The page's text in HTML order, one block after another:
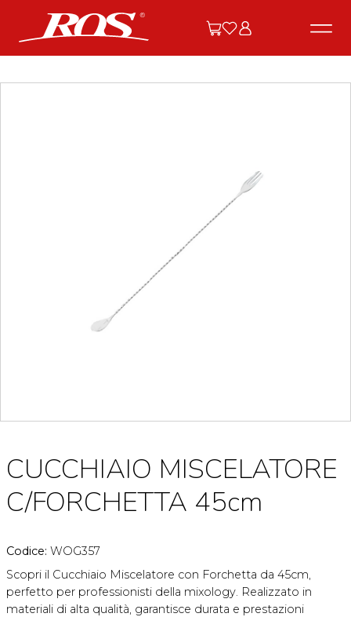
CUCCHIAIO MISCELATORE
C/FORCHETTA 45cm
Codice: WOG357
Scopri il Cucchiaio Miscelatore con Forchetta da 45cm,
perfetto per professionisti della mixology. Realizzato in
materiali di alta qualità, garantisce durata e prestazioni